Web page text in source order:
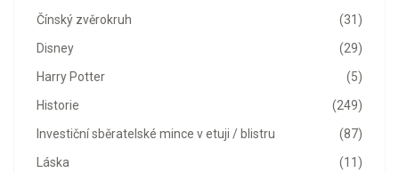
(31)
Čínský zvěrokruh
(29)
Disney
(5)
Harry Potter
(249)
Historie
(87)
Investiční sběratelské mince v etuji / blistru
(11)
Láska